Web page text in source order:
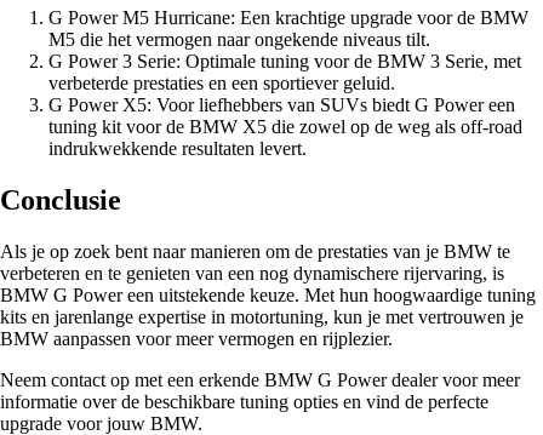
G Power M5 Hurricane: Een krachtige upgrade voor de BMW
M5 die het vermogen naar ongekende niveaus tilt.
G Power 3 Serie: Optimale tuning voor de BMW 3 Serie, met
verbeterde prestaties en een sportiever geluid.
G Power X5: Voor liefhebbers van SUVs biedt G Power een
tuning kit voor de BMW X5 die zowel op de weg als off-road
indrukwekkende resultaten levert.
Conclusie
Als je op zoek bent naar manieren om de prestaties van je BMW te
verbeteren en te genieten van een nog dynamischere rijervaring, is
BMW G Power een uitstekende keuze. Met hun hoogwaardige tuning
kits en jarenlange expertise in motortuning, kun je met vertrouwen je
BMW aanpassen voor meer vermogen en rijplezier.
Neem contact op met een erkende BMW G Power dealer voor meer
informatie over de beschikbare tuning opties en vind de perfecte
upgrade voor jouw BMW.